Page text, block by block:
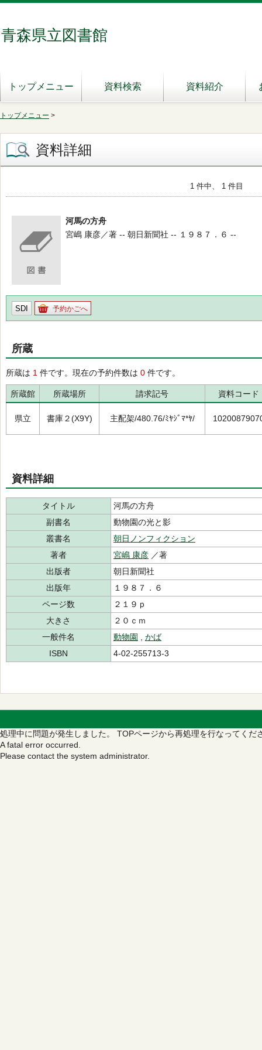
青森県立図書館
トップメニュー 資料検索 資料紹介
トップメニュー >
資料詳細
1 件中、 1 件目
河馬の方舟
宮嶋 康彦／著 -- 朝日新聞社 -- １９８７．６ --
SDI 予約かごへ
所蔵
所蔵は 1 件です。現在の予約件数は 0 件です。
所蔵館 所蔵場所 請求記号 資料コード
県立 書庫２(X9Y) 主配架/480.76/ﾐﾔｼﾞﾏ*ﾔ/
資料詳細
タイトル
河馬の方舟
副書名
動物園の光と影
叢書名
朝日ノンフィクション
著者
宮嶋 康彦 ／著
出版者
朝日新聞社
出版年
１９８７．６
ページ数
２１９ｐ
大きさ
２０ｃｍ
一般件名
動物園
かば
ISBN
4-02-255713-3
処理中に問題が発生しました。 TOPページから再処理を行なってくだ
A fatal error occurred.
Please contact the system administrator.